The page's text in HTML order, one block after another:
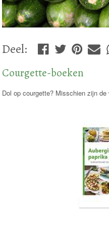
Deel:
Courgette-boeken
Dol op courgette? Misschien zijn